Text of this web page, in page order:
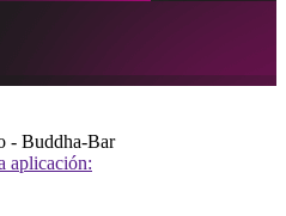
- Buddha-Bar
aplicación: